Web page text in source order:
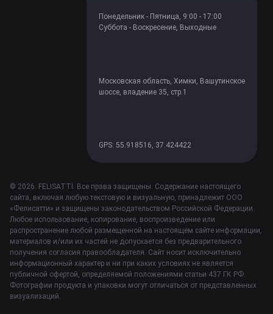
Понедельник - Пятница, 9:00 - 17:00
Суббота - Воскресение, Выходные
Московская область, Химки, Вашутинское
шоссе, владение 35, стр.1
GPS: 55.918516, 37.424422
© 2026. FELISATTI. Все права защищены. Содержание настоящего
сайта, включая любую текстовую и визуальную, принадлежит ООО
«Фелисатти» и защищены законодательством Российской Федерации.
Любое использование, копирование, воспроизведение или
распространение любой размещенной на настоящем сайте информации,
материалов и/или их частей не допускается без предварительного
получения согласия правообладателя. Сайт носит исключительно
информационный характер и ни при каких условиях не является
публичной офертой, определяемой положениями статьи 437 ГК РФ.
Фотографии продукта и упаковки могут отличаться от представленных
визуализаций.